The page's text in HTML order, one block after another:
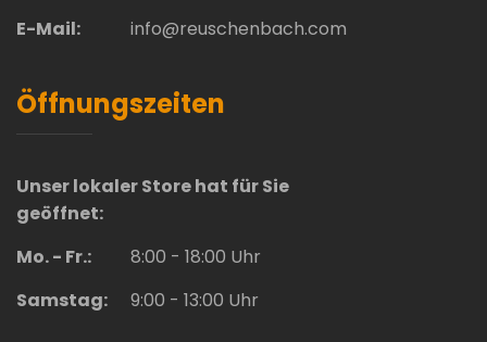
E-Mail:
info@reuschenbach.com
Öffnungszeiten
Unser lokaler Store hat für Sie
geöffnet:
Mo. - Fr.:
8:00 - 18:00 Uhr
Samstag:
9:00 - 13:00 Uhr